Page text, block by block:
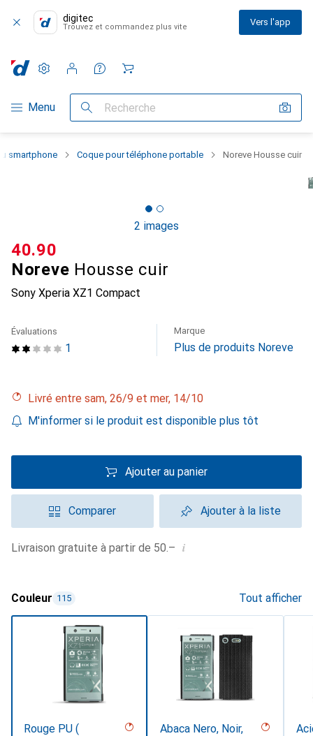
digitec
Trouvez et commandez plus vite Vers l'app
Navigation par catégorie
Menu Recherche
Paramètres
Compte client
Listes de comparaison
Listes d'envies
Panier
smartphone Coque pour téléphone portable Noreve Housse cuir
2 images
Noreve Housse cuir
Sony Xperia XZ1 Compact
CHF
40.90
1
Évaluations Marque
Plus de produits Noreve
Livré entre sam, 26/9 et mer, 14/10
M'informer si le produit est disponible plus tôt
Ajouter au panier
Comparer Ajouter à la liste
Livraison gratuite à partir de 50.– i
Couleur 115 Tout afficher
Rouge PU (
Abaca Nero, Noir,